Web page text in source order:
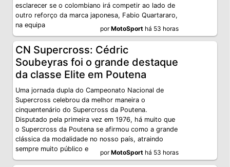
esclarecer se o colombiano irá competir ao lado de
outro reforço da marca japonesa, Fabio Quartararo,
na equipa
porMotoSport há 53 horas
CN Supercross: Cédric
Soubeyras foi o grande destaque
da classe Elite em Poutena
Uma jornada dupla do Campeonato Nacional de
Supercross celebrou da melhor maneira o
cinquentenário do Supercross da Poutena.
Disputado pela primeira vez em 1976, há muito que
o Supercross da Poutena se afirmou como a grande
clássica da modalidade no nosso país, atraindo
sempre muito público e
porMotoSport há 53 horas